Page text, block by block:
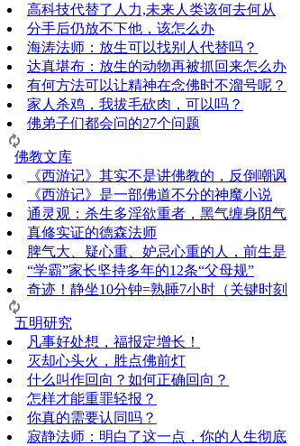
高科技代替了人力,未来人类该何去何从
分手后仍放不下他，该怎么办
海涛法师：放生可以找别人代替吗？
达真堪布：放生的动物再被抓回来怎么办
有何方法可以让精神在念佛时不溜号呢？
家人杀鸡，我拔毛砍肉，可以吗？
佛弟子们都会问的27个问题
佛教文库
《西游记》其实不是讲佛教的，反倒嘲讽
《西游记》是一部佛道不分的神魔小说
通灵观：杀生多淫欲重者，黑气缠身阴气
真修实证的德森法师
脾气大、疑心重、妒忌心重的人，前生是
“学霸”家长坚持多年的12条“父母规”
奇迹！静坐10分钟=熟睡7小时（关键时刻
五明研究
凡事好处想，福报定增长！
灭却心头火，胜点佛前灯
什么叫作回向？如何正确回向？
怎样才能重罪轻报？
你真的需要认同吗？
寂静法师：明白了这一点，你的人生彻底